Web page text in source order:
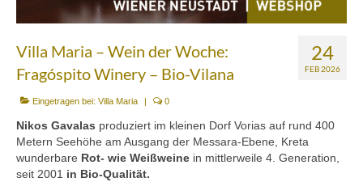
Frühstück (DI bis SA, 10.00 bis 12.00h) &
Mezedes & Salat
Getränke
News
Shop
24
FEB 2026
Villa Maria – Wein der Woche:
Fragóspito Winery – Bio-Vilana
Eingetragen bei: Villa Maria | 0
Nikos Gavalas produziert im kleinen Dorf Vorias auf rund 400
Metern Seehöhe am Ausgang der Messara-Ebene, Kreta
wunderbare Rot- wie Weißweine in mittlerweile 4. Generation,
seit 2001 in Bio-Qualität.